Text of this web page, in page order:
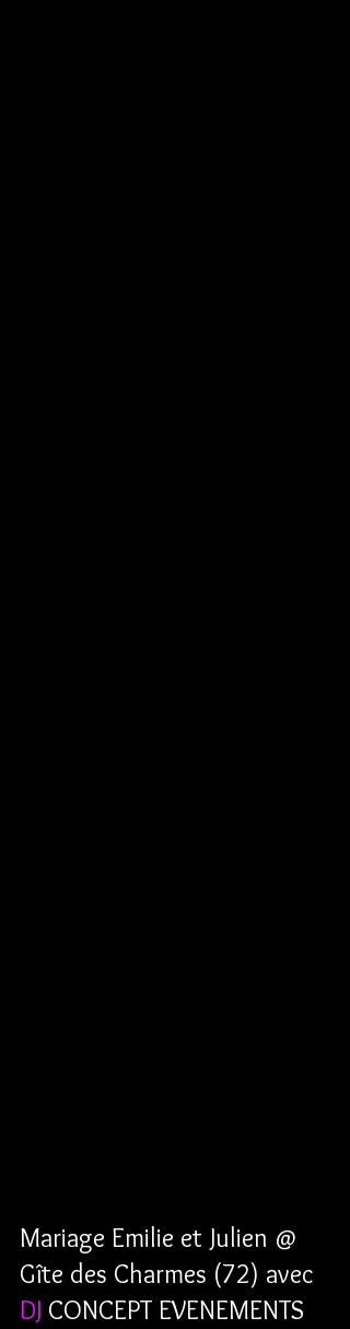
Mariage Emilie et Julien @
Gîte des Charmes (72) avec
DJ CONCEPT EVENEMENTS